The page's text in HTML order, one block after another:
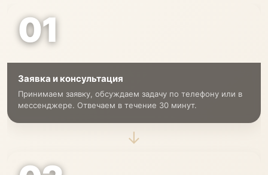
01
Заявка и консультация
Принимаем заявку, обсуждаем задачу по телефону или в
мессенджере. Отвечаем в течение 30 минут.
→